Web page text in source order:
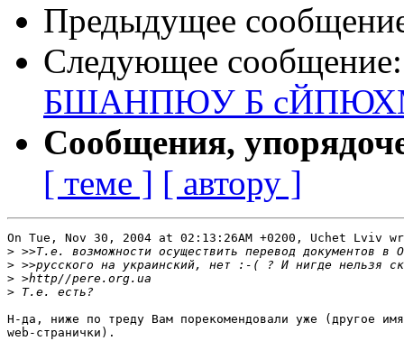
Предыдущее
Следующее
БШАНПЮУ Б
Сообщения,
[ теме ] [ автору ]
On Tue, Nov 30, 2004 at 02:13:26AM +0200, Uchet Lviv
>
>
>
>
Н-да, ниже по треду Вам порекомендовали уже (другое
web-странички).